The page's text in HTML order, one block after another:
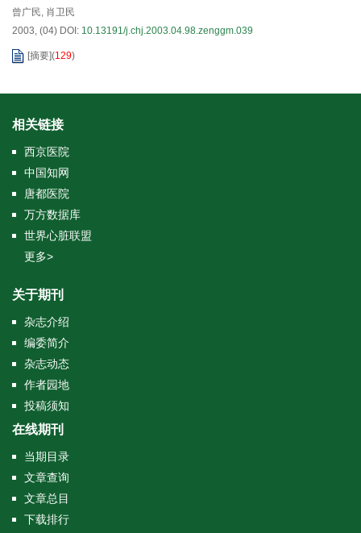
曾广民, 肖卫民
2003, (04) DOI: 10.13191/j.chj.2003.04.98.zenggm.039
[摘要](129)
相关链接
西京医院
中国知网
唐都医院
万方数据库
世界心脏联盟
更多>
关于期刊
杂志介绍
编委简介
杂志动态
作者园地
投稿须知
在线期刊
当期目录
文章查询
文章总目
下载排行